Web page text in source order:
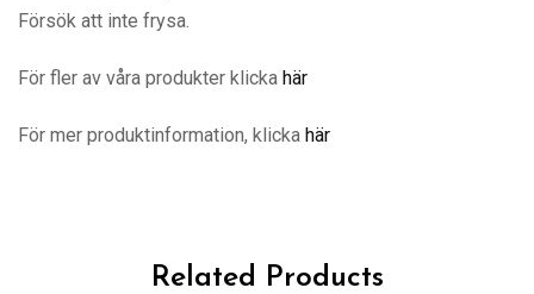
Försök att inte frysa.
För fler av våra produkter klicka här
För mer produktinformation, klicka här
Related Products